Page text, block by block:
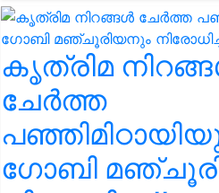
കൃത്രിമ
ചേർത്ത
ഗോബി